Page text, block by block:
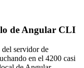
de Angular CLI
servidor de
en el 4200 casi